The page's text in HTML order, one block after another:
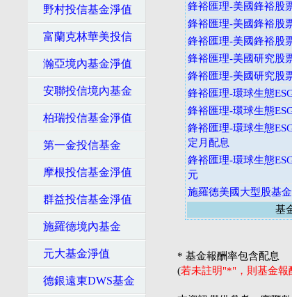
野村投信基金淨值
富蘭克林華美投信
瀚亞境內基金淨值
安聯投信境內基金
柏瑞投信基金淨值
第一金投信基金
摩根投信基金淨值
群益投信基金淨值
施羅德境內基金
元大基金淨值
德銀遠東DWS基金
鋒裕匯理-美國鋒裕股
鋒裕匯理-美國鋒裕股
鋒裕匯理-美國鋒裕股
鋒裕匯理-美國研究股
鋒裕匯理-美國研究股
鋒裕匯理-環球生態
鋒裕匯理-環球生態
鋒裕匯理-環球生態
定月配息
鋒裕匯理-環球生態
元
施羅德美國大型股基
基
* 基金報酬率包含配息
(若未註明"*"，則基金報